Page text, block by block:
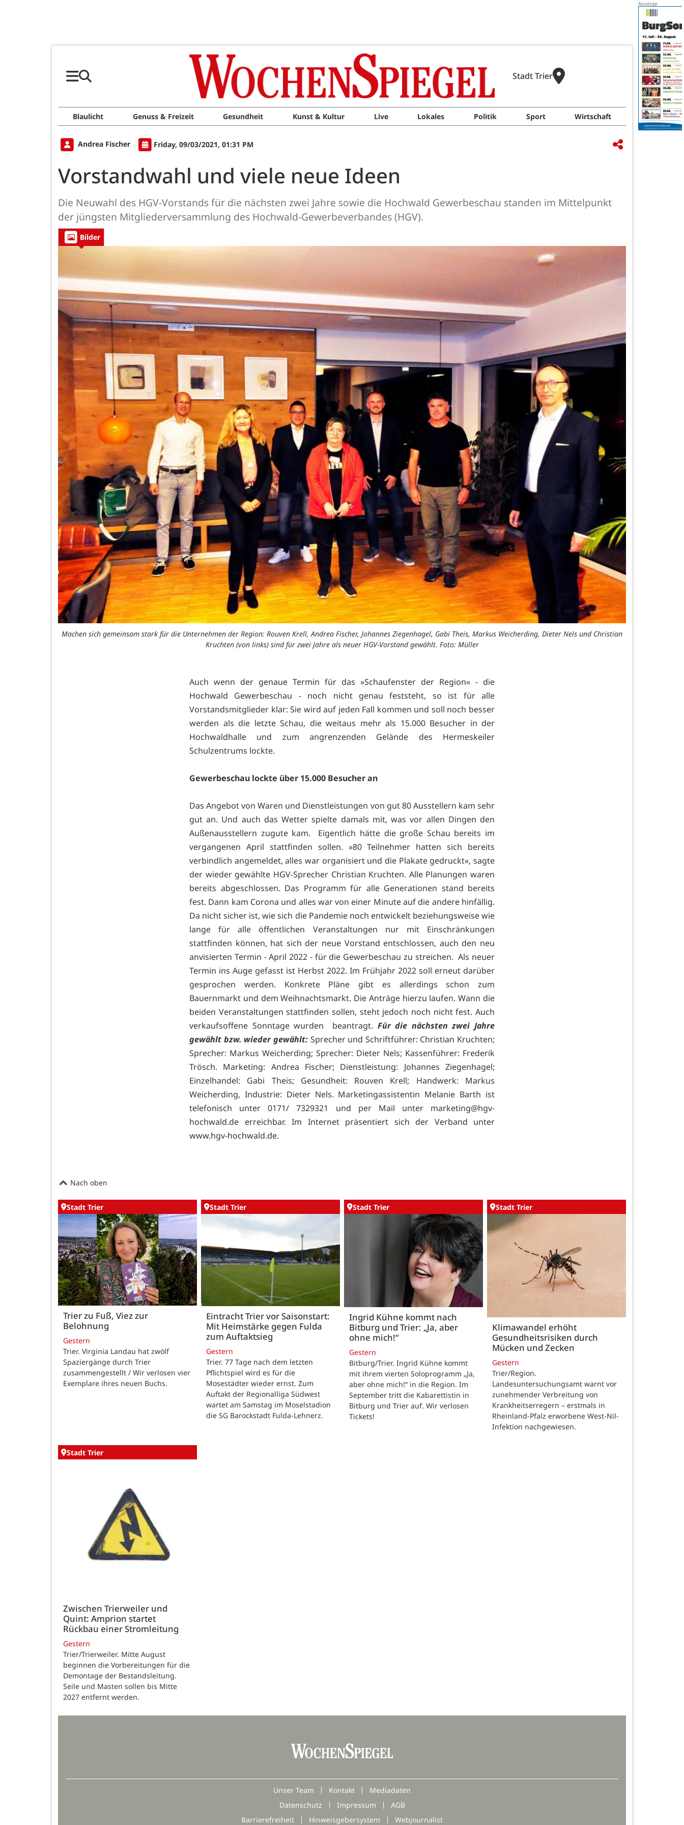
Stadt Trier
Blaulicht Genuss & Freizeit Gesundheit Kunst & Kultur Live Lokales Politik Sport Wirtschaft
Andrea Fischer Friday, 09/03/2021, 01:31 PM
Vorstandwahl und viele neue Ideen
Die Neuwahl des HGV-Vorstands für die nächsten zwei Jahre sowie die Hochwald Gewerbeschau standen im Mittelpunkt
der jüngsten Mitgliederversammlung des Hochwald-Gewerbeverbandes (HGV).
Bilder
Machen sich gemeinsam stark für die Unternehmen der Region: Rouven Krell, Andrea Fischer, Johannes Ziegenhagel, Gabi Theis, Markus Weicherding, Dieter Nels und Christian
Kruchten (von links) sind für zwei Jahre als neuer HGV-Vorstand gewählt. Foto: Müller
Auch wenn der genaue Termin für das »Schaufenster der Region« - die
Hochwald Gewerbeschau - noch nicht genau feststeht, so ist für alle
Vorstandsmitglieder klar: Sie wird auf jeden Fall kommen und soll noch besser
werden als die letzte Schau, die weitaus mehr als 15.000 Besucher in der
Hochwaldhalle und zum angrenzenden Gelände des Hermeskeiler
Schulzentrums lockte.
Gewerbeschau lockte über 15.000 Besucher an
Das Angebot von Waren und Dienstleistungen von gut 80 Ausstellern kam sehr
gut an. Und auch das Wetter spielte damals mit, was vor allen Dingen den
Außenausstellern zugute kam. Eigentlich hätte die große Schau bereits im
vergangenen April stattfinden sollen. »80 Teilnehmer hatten sich bereits
verbindlich angemeldet, alles war organisiert und die Plakate gedruckt«, sagte
der wieder gewählte HGV-Sprecher Christian Kruchten. Alle Planungen waren
bereits abgeschlossen. Das Programm für alle Generationen stand bereits
fest. Dann kam Corona und alles war von einer Minute auf die andere hinfällig.
Da nicht sicher ist, wie sich die Pandemie noch entwickelt beziehungsweise wie
lange für alle öffentlichen Veranstaltungen nur mit Einschränkungen
stattfinden können, hat sich der neue Vorstand entschlossen, auch den neu
anvisierten Termin - April 2022 - für die Gewerbeschau zu streichen. Als neuer
Termin ins Auge gefasst ist Herbst 2022. Im Frühjahr 2022 soll erneut darüber
gesprochen werden. Konkrete Pläne gibt es allerdings schon zum
Bauernmarkt und dem Weihnachtsmarkt. Die Anträge hierzu laufen. Wann die
beiden Veranstaltungen stattfinden sollen, steht jedoch noch nicht fest. Auch
verkaufsoffene Sonntage wurden beantragt. Für die nächsten zwei Jahre
gewählt bzw. wieder gewählt: Sprecher und Schriftführer: Christian Kruchten;
Sprecher: Markus Weicherding; Sprecher: Dieter Nels; Kassenführer: Frederik
Trösch. Marketing: Andrea Fischer; Dienstleistung: Johannes Ziegenhagel;
Einzelhandel: Gabi Theis; Gesundheit: Rouven Krell; Handwerk: Markus
Weicherding, Industrie: Dieter Nels. Marketingassistentin Melanie Barth ist
telefonisch unter 0171/ 7329321 und per Mail unter marketing@hgv-
hochwald.de erreichbar. Im Internet präsentiert sich der Verband unter
www.hgv-hochwald.de.
Nach oben
Stadt Trier
Trier zu Fuß, Viez zur
Belohnung
Gestern
Trier. Virginia Landau hat zwölf
Spaziergänge durch Trier
zusammengestellt / Wir verlosen vier
Exemplare ihres neuen Buchs.
Stadt Trier
Eintracht Trier vor Saisonstart:
Mit Heimstärke gegen Fulda
zum Auftaktsieg
Gestern
Trier. 77 Tage nach dem letzten
Pflichtspiel wird es für die
Mosestädter wieder ernst. Zum
Auftakt der Regionalliga Südwest
wartet am Samstag im Moselstadion
die SG Barockstadt Fulda-Lehnerz.
Stadt Trier
Ingrid Kühne kommt nach
Bitburg und Trier: „Ja, aber
ohne mich!“
Gestern
Bitburg/Trier. Ingrid Kühne kommt
mit ihrem vierten Soloprogramm „Ja,
aber ohne mich!“ in die Region. Im
September tritt die Kabarettistin in
Bitburg und Trier auf. Wir verlosen
Tickets!
Stadt Trier
Klimawandel erhöht
Gesundheitsrisiken durch
Mücken und Zecken
Gestern
Trier/Region.
Landesuntersuchungsamt warnt vor
zunehmender Verbreitung von
Krankheitserregern – erstmals in
Rheinland-Pfalz erworbene West-Nil-
Infektion nachgewiesen.
Stadt Trier
Zwischen Trierweiler und
Quint: Amprion startet
Rückbau einer Stromleitung
Gestern
Trier/Trierweiler. Mitte August
beginnen die Vorbereitungen für die
Demontage der Bestandsleitung.
Seile und Masten sollen bis Mitte
2027 entfernt werden.
Unser Team Kontakt
Mediadaten
Datenschutz
Impressum
AGB
Barrierefreiheit
Hinweisgebersystem Webjournalist